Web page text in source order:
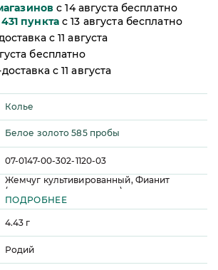
c 14 августа бесплатно
431 пункта c 13 августа бесплатно
c 11 августа
бесплатно
c 11 августа
Колье
Белое золото 585 пробы
07-0147-00-302-1120-03
Жемчуг культивированный, Фианит
(недрагоценные вставки)
ПОДРОБНЕЕ
4.43 г
Родий